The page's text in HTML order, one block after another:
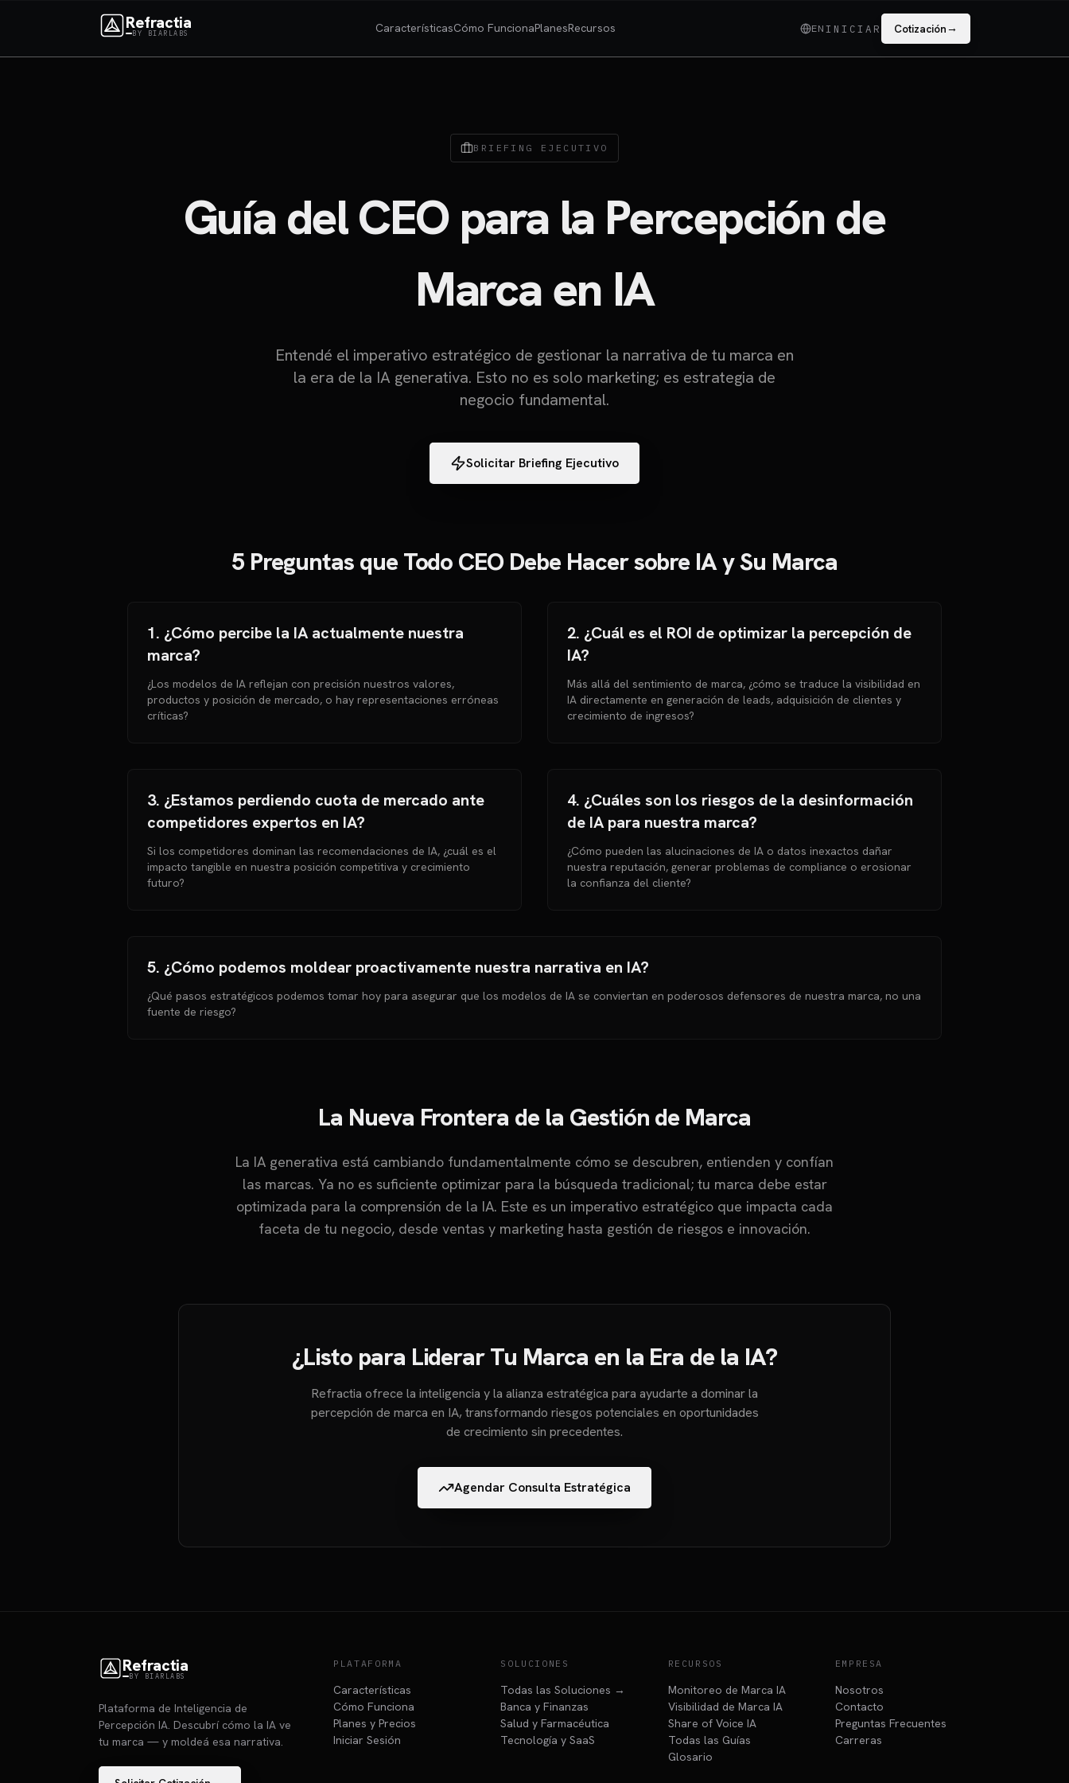
Refractia
BY BIARLABS CaracterísticasCómo FuncionaPlanesRecursos ENINICIAR Cotización→
BRIEFING EJECUTIVO
Guía del CEO para la Percepción de
Marca en IA
Entendé el imperativo estratégico de gestionar la narrativa de tu marca en
la era de la IA generativa. Esto no es solo marketing; es estrategia de
negocio fundamental.
Solicitar Briefing Ejecutivo
5 Preguntas que Todo CEO Debe Hacer sobre IA y Su Marca
1. ¿Cómo percibe la IA actualmente nuestra
marca?
¿Los modelos de IA reflejan con precisión nuestros valores,
productos y posición de mercado, o hay representaciones erróneas
críticas?
2. ¿Cuál es el ROI de optimizar la percepción de
IA?
Más allá del sentimiento de marca, ¿cómo se traduce la visibilidad en
IA directamente en generación de leads, adquisición de clientes y
crecimiento de ingresos?
3. ¿Estamos perdiendo cuota de mercado ante
competidores expertos en IA?
Si los competidores dominan las recomendaciones de IA, ¿cuál es el
impacto tangible en nuestra posición competitiva y crecimiento
futuro?
4. ¿Cuáles son los riesgos de la desinformación
de IA para nuestra marca?
¿Cómo pueden las alucinaciones de IA o datos inexactos dañar
nuestra reputación, generar problemas de compliance o erosionar
la confianza del cliente?
5. ¿Cómo podemos moldear proactivamente nuestra narrativa en IA?
¿Qué pasos estratégicos podemos tomar hoy para asegurar que los modelos de IA se conviertan en poderosos defensores de nuestra marca, no una
fuente de riesgo?
La Nueva Frontera de la Gestión de Marca
La IA generativa está cambiando fundamentalmente cómo se descubren, entienden y confían
las marcas. Ya no es suficiente optimizar para la búsqueda tradicional; tu marca debe estar
optimizada para la comprensión de la IA. Este es un imperativo estratégico que impacta cada
faceta de tu negocio, desde ventas y marketing hasta gestión de riesgos e innovación.
¿Listo para Liderar Tu Marca en la Era de la IA?
Refractia ofrece la inteligencia y la alianza estratégica para ayudarte a dominar la
percepción de marca en IA, transformando riesgos potenciales en oportunidades
de crecimiento sin precedentes.
Agendar Consulta Estratégica
Refractia
BY BIARLABS
Plataforma de Inteligencia de
Percepción IA. Descubrí cómo la IA ve
tu marca — y moldeá esa narrativa.
PLATAFORMA
Características
Cómo Funciona
Planes y Precios
Iniciar Sesión
SOLUCIONES
Todas las Soluciones →
Banca y Finanzas
Salud y Farmacéutica
Tecnología y SaaS
RECURSOS
Monitoreo de Marca IA
Visibilidad de Marca IA
Share of Voice IA
Todas las Guías
Glosario
EMPRESA
Nosotros
Contacto
Preguntas Frecuentes
Carreras